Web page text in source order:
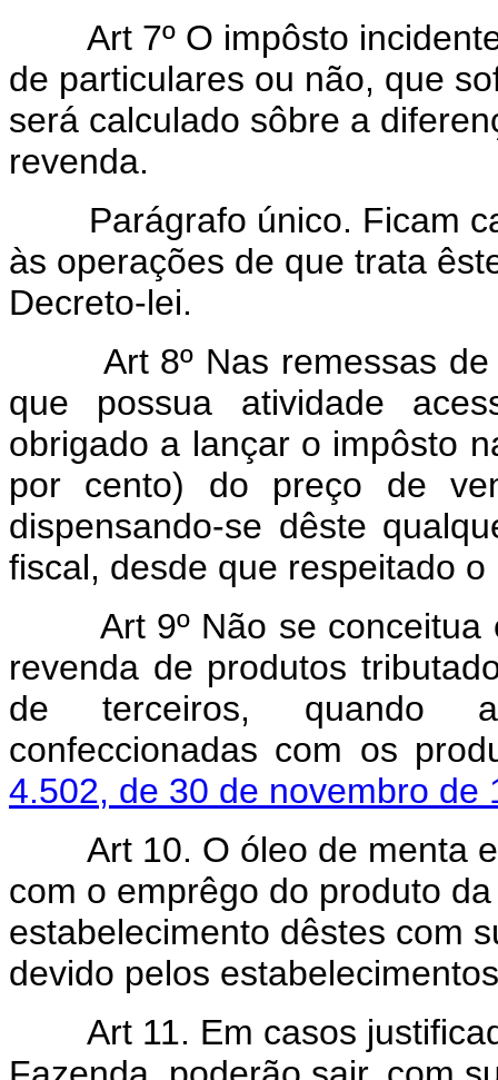
Art 7º O impôsto
de particulares ou não, que
será calculado sôbre a
revenda.
Parágrafo único. Ficam
às operações de que trata
Decreto-lei.
Art 8º Nas remessas
que possua atividade
obrigado a lançar o impôsto
por cento) do preço de
dispensando-se dêste
fiscal, desde que respeitado
Art 9º Não se
revenda de produtos
de terceiros, quando
confeccionadas com os
4.502, de 30 de novembro de
Art 10. O óleo de menta
com o emprêgo do produto
estabelecimento dêstes com
devido pelos
Art 11. Em casos